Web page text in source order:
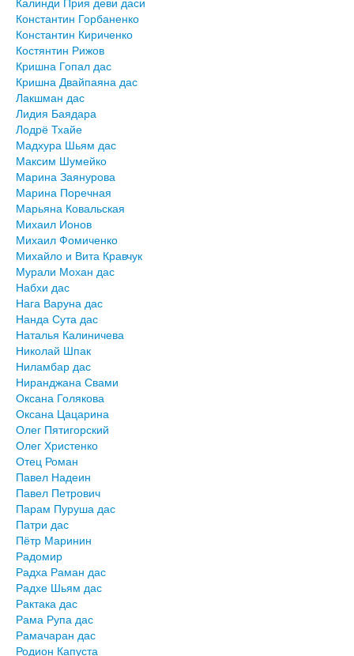
Константин Горбаненко
Константин Кириченко
Костянтин Рижов
Кришна Гопал дас
Кришна Двайпаяна дас
Лакшман дас
Лидия Баядара
Лодрё Тхайе
Мадхура Шьям дас
Максим Шумейко
Марина Заянурова
Марина Поречная
Марьяна Ковальская
Михаил Ионов
Михаил Фомиченко
Михайло и Вита Кравчук
Мурали Мохан дас
Набхи дас
Нага Варуна дас
Нанда Сута дас
Наталья Калиничева
Николай Шпак
Ниламбар дас
Ниранджана Свами
Оксана Голякова
Оксана Цацарина
Олег Пятигорский
Олег Христенко
Отец Роман
Павел Надеин
Павел Петрович
Парам Пуруша дас
Патри дас
Пётр Маринин
Радомир
Радха Раман дас
Радхе Шьям дас
Рактака дас
Рама Рупа дас
Рамачаран дас
Родион Капуста